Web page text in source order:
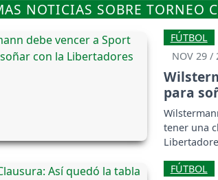
NOTICIAS SOBRE TORNEO
FÚTBOL
NOV 29 /
para
tener una
FÚTBOL